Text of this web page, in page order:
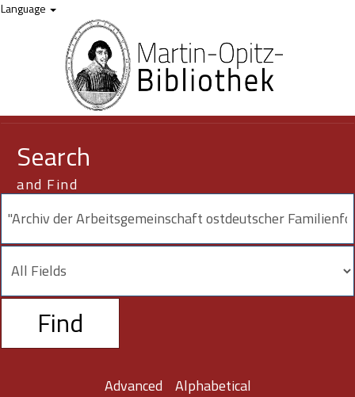
Showing1 - 20
ostdeutscher Familienforscher"
Skip to content
Language
Search
and Find
Find
Advanced Alphabetical